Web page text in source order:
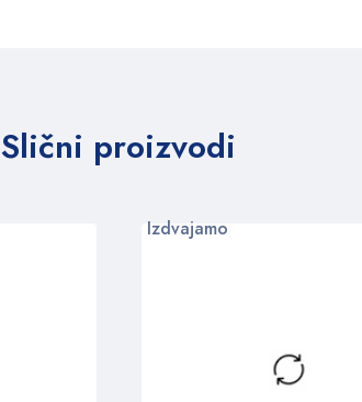
Slični proizvodi
Izdvajamo